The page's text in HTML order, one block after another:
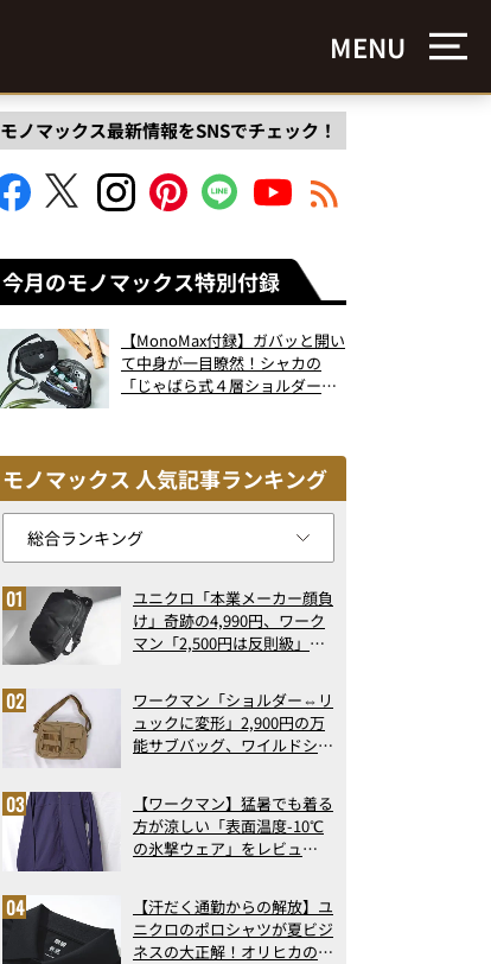
MENU
モノマックス最新情報をSNSでチェック！
今月のモノマックス特別付録
【MonoMax付録】ガバッと開い
て中身が一目瞭然！シャカの
「じゃばら式４層ショルダーバ
モノマックス 人気記事ランキング
ユニクロ「本業メーカー顔負
け」奇跡の4,990円、ワーク
マン「2,500円は反則級」凄
ト3】（2026年6月版）
ワークマン「ショルダー⇔リ
ュックに変形」2,900円の万
能サブバッグ、ワイルドシン
記事ランキングベスト3】
（2026年6月版）
【ワークマン】猛暑でも着る
方が涼しい「表面温度-10℃
の氷撃ウェア」をレビュ
【汗だく通勤からの解放】ユ
ニクロのポロシャツが夏ビジ
ネスの大正解！オリヒカの透